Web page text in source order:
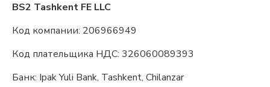
BS2 Tashkent FE LLC
Код компании: 206966949
Код плательщика НДС: 326060089393
Банк: Ipak Yuli Bank, Tashkent, Chilanzar